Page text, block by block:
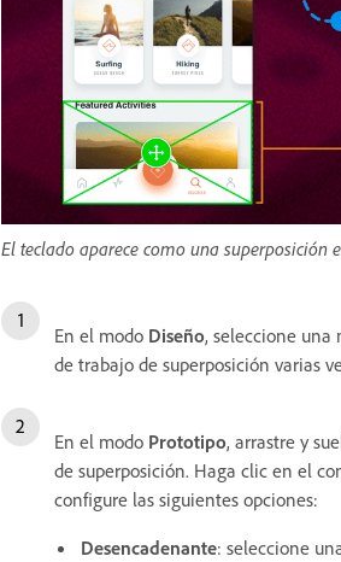
El teclado aparece como una superposición
En el modo Diseño, seleccione una
de trabajo de superposición varias
En el modo Prototipo, arrastre y
de superposición. Haga clic en el
configure las siguientes opciones:
Desencadenante: seleccione